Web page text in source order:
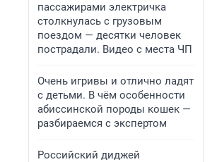
пассажирами электричка
столкнулась с грузовым
поездом — десятки человек
пострадали. Видео с места ЧП
Очень игривы и отлично ладят
с детьми. В чём особенности
абиссинской породы кошек —
разбираемся с экспертом
Российский диджей